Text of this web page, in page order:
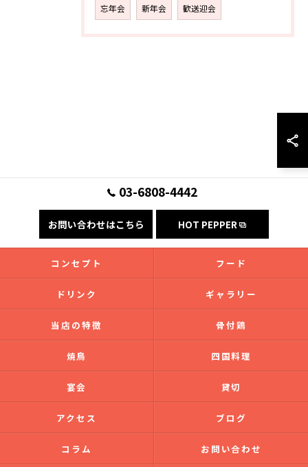
忘年会 新年会 歓送迎会
03-6808-4442
お問い合わせはこちら HOT PEPPER
コンセプト フード
ドリンク ギャラリー
当店の特徴 骨付鶏
焼鳥 四国料理
宴会 貸切
アクセス ブログ
コラム お問い合わせ